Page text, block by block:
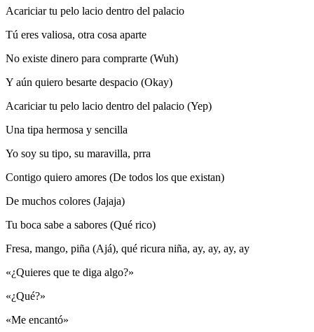
Acariciar tu pelo lacio dentro del palacio
Tú eres valiosa, otra cosa aparte
No existe dinero para comprarte (Wuh)
Y aún quiero besarte despacio (Okay)
Acariciar tu pelo lacio dentro del palacio (Yep)
Una tipa hermosa y sencilla
Yo soy su tipo, su maravilla, prra
Contigo quiero amores (De todos los que existan)
De muchos colores (Jajaja)
Tu boca sabe a sabores (Qué rico)
Fresa, mango, piña (Ajá), qué ricura niña, ay, ay, ay, ay
«¿Quieres que te diga algo?»
«¿Qué?»
«Me encantó»